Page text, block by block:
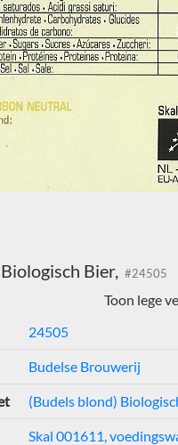
Bier, #24505
Toon lege
24505
Budelse Brouwerij
(Budels blond)
Skal 001611,